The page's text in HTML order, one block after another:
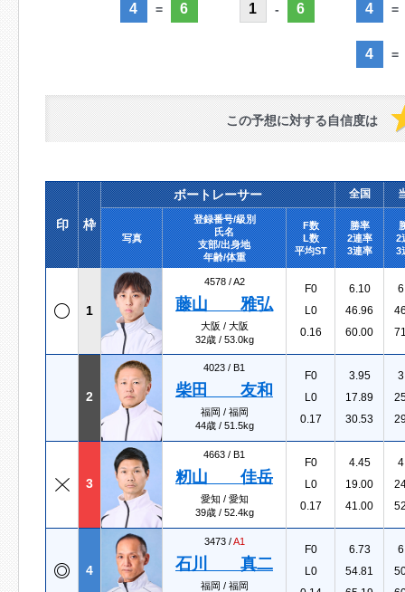
4 = 6 1 - 6 4 =
4 =
この予想に対する自信度は
印 枠
ボートレーサー 全国
写真
登録番号/級別
氏名
支部/出身地
年齢/体重
F数
L数
平均ST
勝率
2連率
3連率
2
3
1
4578 /A2
藤山 雅弘
大阪 / 大阪
32歳 / 53.0kg
F0
L0
0.16
6.10
46.96
60.00
2
4023 / B1
柴田 友和
福岡 / 福岡
44歳 / 51.5kg
F0
L0
0.17
3.95
17.89
30.53
3
4663 / B1
籾山 佳岳
愛知 / 愛知
39歳 / 52.4kg
F0
L0
0.17
4.45
19.00
41.00
4
3473 /A1
石川 真二
福岡 / 福岡
F0
L0
6.73
54.81